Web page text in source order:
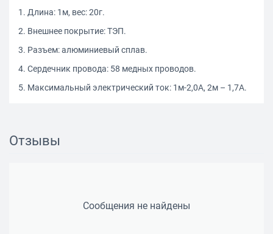
1. Длина: 1м, вес: 20г.
2. Внешнее покрытие: ТЭП.
3. Разъем: алюминиевый сплав.
4. Сердечник провода: 58 медных проводов.
5. Максимальный электрический ток: 1м-2,0А, 2м – 1,7А.
Отзывы
Сообщения не найдены